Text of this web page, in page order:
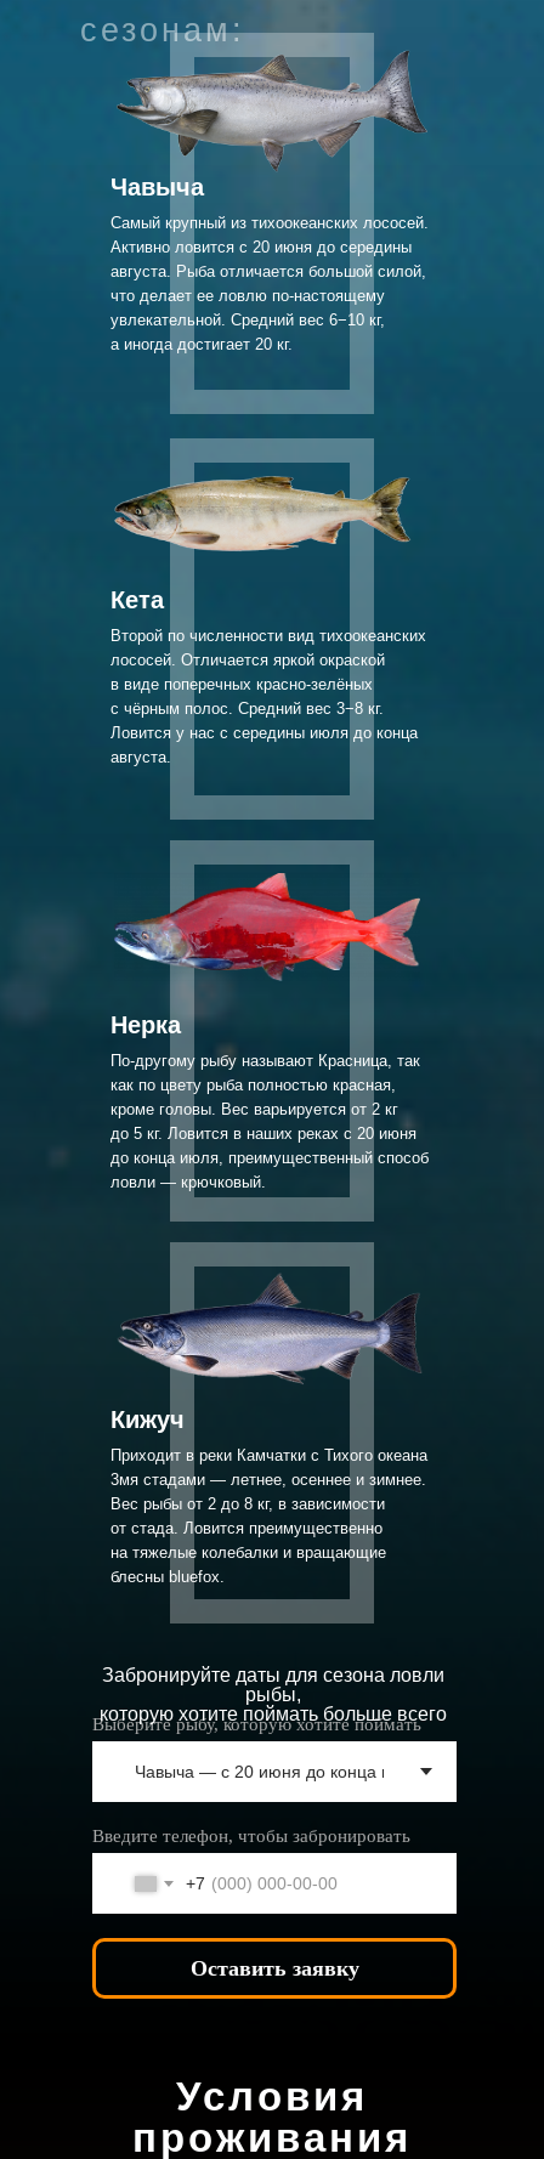
Самый крупный из тихоокеанских лососей.
Активно ловится с 20 июня до середины
августа. Рыба отличается большой силой,
что делает ее ловлю по-настоящему
увлекательной. Средний вес 6−10 кг,
а иногда достигает 20 кг.
Второй по численности вид тихоокеанских
лососей. Отличается яркой окраской
в виде поперечных красно-зелёных
с чёрным полос. Средний вес 3−8 кг.
Ловится у нас с середины июля до конца
августа.
По-другому рыбу называют Красница, так
как по цвету рыба полностью красная,
кроме головы. Вес варьируется от 2 кг
до 5 кг. Ловится в наших реках с 20 июня
до конца июля, преимущественный способ
ловли — крючковый.
Приходит в реки Камчатки с Тихого океана
3мя стадами — летнее, осеннее и зимнее.
Вес рыбы от 2 до 8 кг, в зависимости
от стада. Ловится преимущественно
на тяжелые колебалки и вращающие
блесны bluefox.
Чавыча
Кета
Нерка
Кижуч
сезонам:
Выберите рыбу, которую хотите поймать
Введите телефон, чтобы забронировать
+7
Оставить заявку
Забронируйте даты для сезона ловли
рыбы,
которую хотите поймать больше всего
Условия
проживания